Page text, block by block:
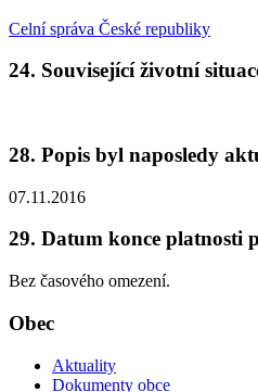
Celní správa České republiky
24. Související životní
28. Popis byl naposledy
07.11.2016
29. Datum konce platnosti
Bez časového omezení.
Obec
Aktuality
Dokumenty obce